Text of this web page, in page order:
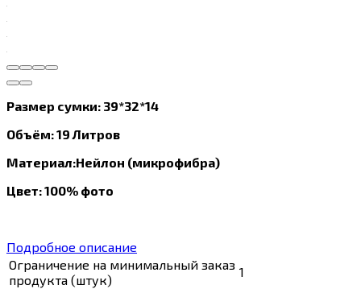
Размер сумки: 39*32*14
Объём: 19 Литров
Материал:Нейлон (микрофибра)
Цвет: 100% фото
Подробное описание
Ограничение на минимальный заказ
продукта (штук)
1